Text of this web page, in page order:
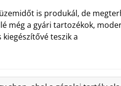
is produkál, de
még a gyári tartozékok,
teszik a